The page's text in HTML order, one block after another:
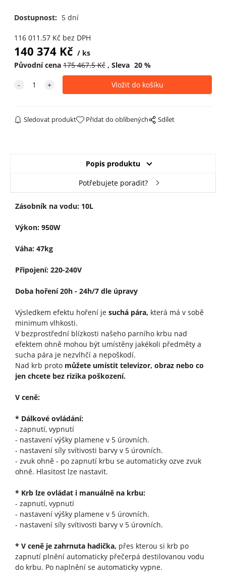
Dostupnost: 5 dní
116 011.57Kč bez DPH
140 374Kč
ks
Původní cena 175 467.5Kč Sleva 20%
Sledovat produkt Přidat do oblíbených Sdílet
Popis produktu
Potřebujete poradit?
Zásobník na vodu: 10L
Výkon: 950W
Váha: 47kg
Připojení: 220-240V
Doba hoření 20h - 24h/7 dle úpravy
Výsledkem efektu hoření je suchá pára, která má v sobě
minimum vlhkosti.
V bezprostřední blízkosti našeho parního krbu nad
efektem ohně mohou být umístěny jakékoli předměty a
sucha pára je nezvlhčí a nepoškodí.
Nad krb proto můžete umístit televizor, obraz nebo co
jen chcete bez rizika poškození.
V ceně:
* Dálkové ovládání:
- zapnutí, vypnutí
- nastavení výšky plamene v 5 úrovních.
- nastavení síly svítivosti barvy v 5 úrovních.
- zvuk ohně - po zapnutí krbu se automaticky ozve zvuk
ohně. Hlasitost lze nastavit.
* Krb lze ovládat i manuálně na krbu:
- zapnutí, vypnutí
- nastavení výšky plamene v 5 úrovních.
- nastavení síly svítivosti barvy v 5 úrovních.
* V ceně je zahrnuta hadička, přes kterou si krb po
zapnutí plnění automaticky přečerpá destilovanou vodu
do krbu. Po naplnění se automaticky vypne.